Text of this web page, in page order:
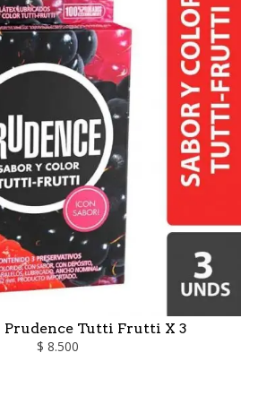
Prudence Tutti Frutti X 3
$ 8.500